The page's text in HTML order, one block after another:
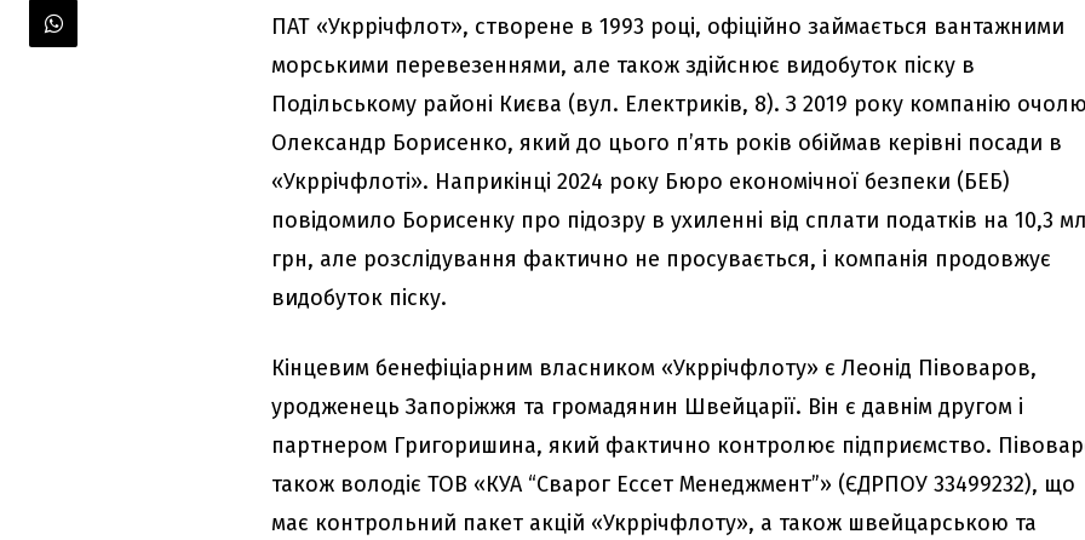
ПАТ «Укррічфлот», створене в 1993 році, офіційно займається вантажними
морськими перевезеннями, але також здійснює видобуток піску в
Подільському районі Києва (вул. Електриків, 8). З 2019 року компанію
Олександр Борисенко, який до цього п’ять років обіймав керівні посади в
«Укррічфлоті». Наприкінці 2024 року Бюро економічної безпеки (БЕБ)
повідомило Борисенку про підозру в ухиленні від сплати податків на 10,3
грн, але розслідування фактично не просувається, і компанія продовжує
видобуток піску.
Кінцевим бенефіціарним власником «Укррічфлоту» є Леонід Півоваров,
уродженець Запоріжжя та громадянин Швейцарії. Він є давнім другом і
партнером Григоришина, який фактично контролює підприємство.
також володіє ТОВ «КУА “Сварог Ессет Менеджмент”» (ЄДРПОУ 33499232), що
має контрольний пакет акцій «Укррічфлоту», а також швейцарською та